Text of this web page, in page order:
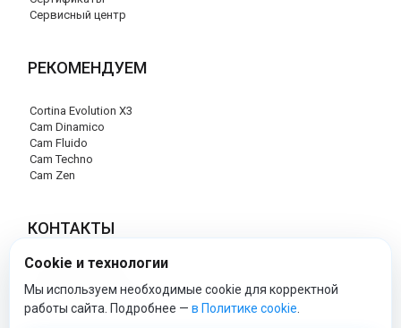
Сервисный центр
РЕКОМЕНДУЕМ
Cortina Evolution X3
Cam Dinamico
Cam Fluido
Cam Techno
Cam Zen
КОНТАКТЫ
+7 (495) 120-29-85
info@cam-official-store.ru
Cookie и технологии
Мы используем необходимые cookie для корректной
работы сайта. Подробнее — в Политике cookie